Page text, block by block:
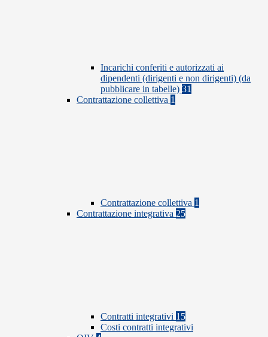
Incarichi conferiti e autorizzati ai
dipendenti (dirigenti e non dirigenti) (da
pubblicare in tabelle) 31
Contrattazione collettiva 1
Contrattazione collettiva 1
Contrattazione integrativa 25
Contratti integrativi 15
Costi contratti integrativi